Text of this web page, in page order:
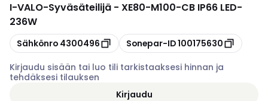
I-VALO-Syväsäteilijä - XE80-M100-CB IP66 LED-
236W
Kopioi
Sähkönro 4300496 Kopioi
Sonepar-ID100175630
Kirjaudu sisään tai luo tili tarkistaaksesi hinnan ja
tehdäksesi tilauksen
Kirjaudu